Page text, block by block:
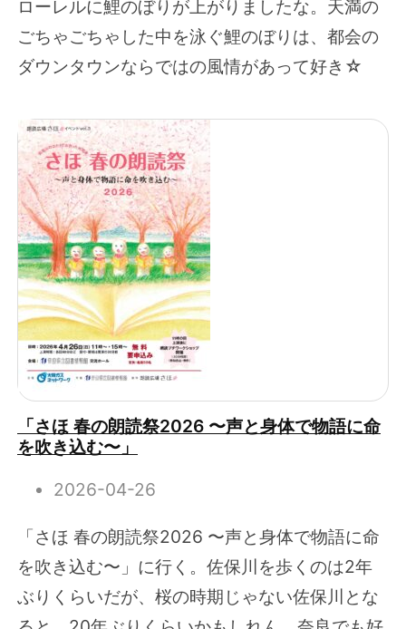
ローレルに鯉のぼりが上がりましたな。天満の
ごちゃごちゃした中を泳ぐ鯉のぼりは、都会の
ダウンタウンならではの風情があって好き☆
「さほ 春の朗読祭2026 〜声と身体で物語に命
を吹き込む〜」
2026-04-26
「さほ 春の朗読祭2026 〜声と身体で物語に命
を吹き込む〜」に行く。佐保川を歩くのは2年
ぶりくらいだが、桜の時期じゃない佐保川とな